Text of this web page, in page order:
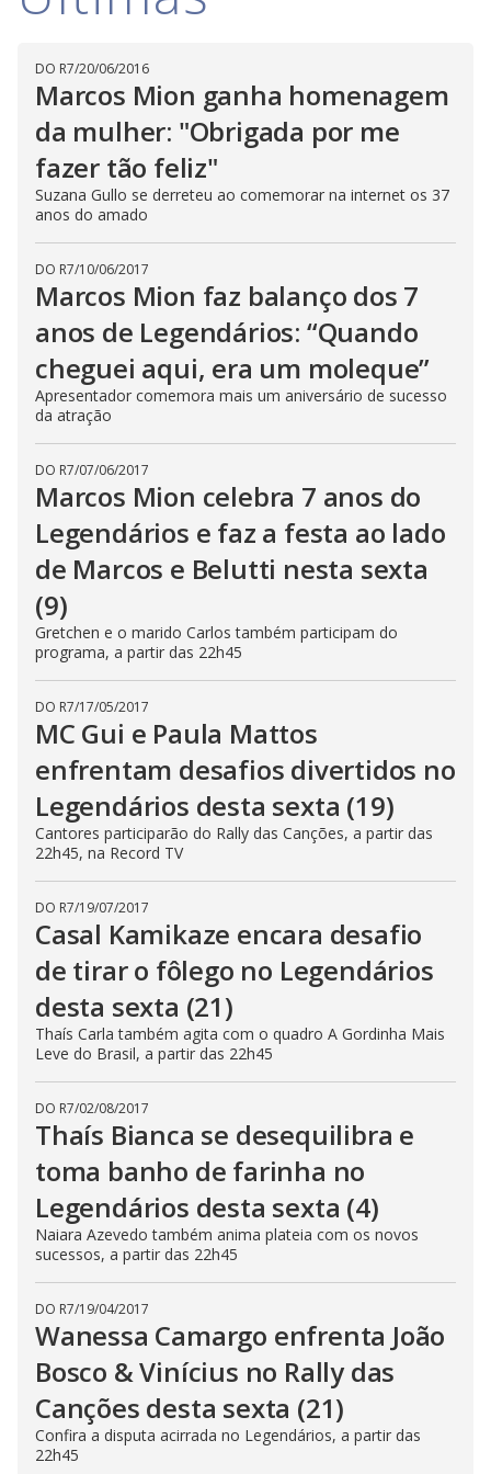
d
e
o
DO R7/20/06/2016
Marcos Mion ganha homenagem
da mulher: "Obrigada por me
fazer tão feliz"
Suzana Gullo se derreteu ao comemorar na internet os 37
anos do amado
DO R7/10/06/2017
Marcos Mion faz balanço dos 7
anos de Legendários: “Quando
cheguei aqui, era um moleque”
Apresentador comemora mais um aniversário de sucesso
da atração
DO R7/07/06/2017
Marcos Mion celebra 7 anos do
Legendários e faz a festa ao lado
de Marcos e Belutti nesta sexta
(9)
Gretchen e o marido Carlos também participam do
programa, a partir das 22h45
DO R7/17/05/2017
MC Gui e Paula Mattos
enfrentam desafios divertidos no
Legendários desta sexta (19)
Cantores participarão do Rally das Canções, a partir das
22h45, na Record TV
DO R7/19/07/2017
Casal Kamikaze encara desafio
de tirar o fôlego no Legendários
desta sexta (21)
Thaís Carla também agita com o quadro A Gordinha Mais
Leve do Brasil, a partir das 22h45
DO R7/02/08/2017
Thaís Bianca se desequilibra e
toma banho de farinha no
Legendários desta sexta (4)
Naiara Azevedo também anima plateia com os novos
sucessos, a partir das 22h45
DO R7/19/04/2017
Wanessa Camargo enfrenta João
Bosco & Vinícius no Rally das
Canções desta sexta (21)
Confira a disputa acirrada no Legendários, a partir das
22h45